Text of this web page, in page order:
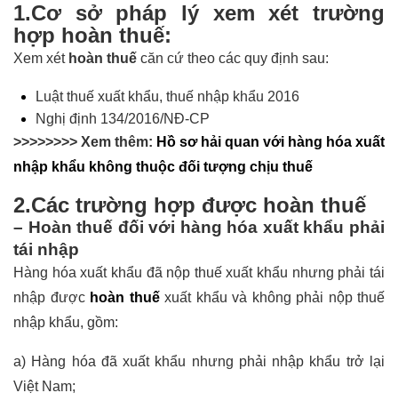
1.Cơ sở pháp lý xem xét trường
hợp hoàn thuế:
Xem xét hoàn thuế căn cứ theo các quy định sau:
Luật thuế xuất khẩu, thuế nhập khẩu 2016
Nghị định 134/2016/NĐ-CP
>>>>>>>> Xem thêm: Hồ sơ hải quan với hàng hóa xuất
nhập khẩu không thuộc đối tượng chịu thuế
2.Các trường hợp được hoàn thuế
– Hoàn thuế đối với hàng hóa xuất khẩu phải
tái nhập
Hàng hóa xuất khẩu đã nộp thuế xuất khẩu nhưng phải tái
nhập được hoàn thuếxuất khẩu và không phải nộp thuế
nhập khẩu, gồm:
a) Hàng hóa đã xuất khẩu nhưng phải nhập khẩu trở lại
Việt Nam;